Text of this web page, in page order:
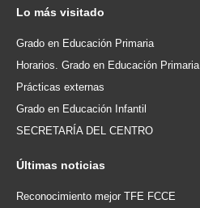
Lo más visitado
Grado en Educación Primaria
Horarios. Grado en Educación Primaria
Prácticas externas
Grado en Educación Infantil
SECRETARÍA DEL CENTRO
Últimas noticias
Reconocimiento mejor TFE FCCE